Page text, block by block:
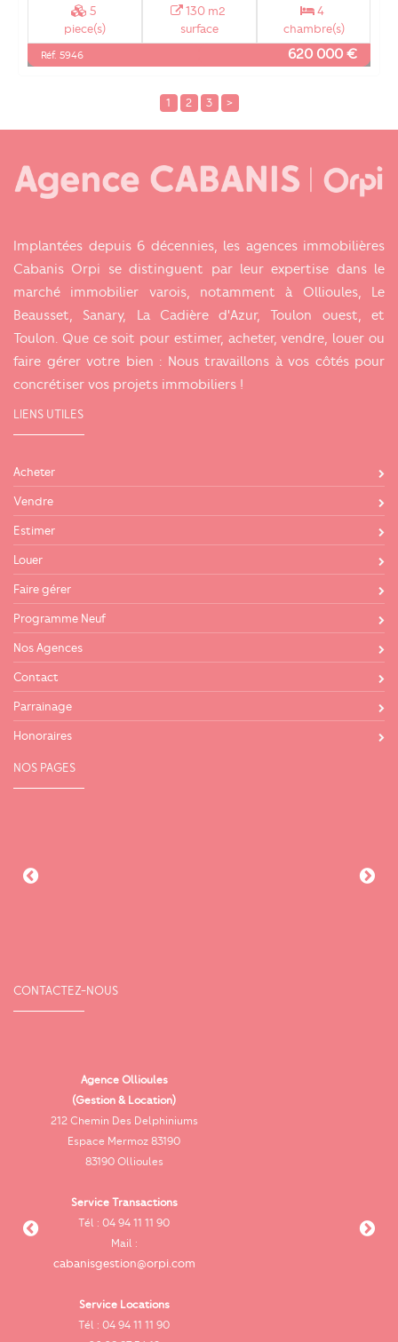
5
piece(s)
130 m2
surface
4
chambre(s)
Réf. 5946 620 000 €
1 2 3 >
Implantées depuis 6 décennies, les agences immobilières
Cabanis Orpi se distinguent par leur expertise dans le
marché immobilier varois, notamment à Ollioules, Le
Beausset, Sanary, La Cadière d'Azur, Toulon ouest, et
Toulon. Que ce soit pour estimer, acheter, vendre, louer ou
faire gérer votre bien : Nous travaillons à vos côtés pour
concrétiser vos projets immobiliers !
LIENS UTILES
Acheter
Vendre
Estimer
Louer
Faire gérer
Programme Neuf
Nos Agences
Contact
Parrainage
Honoraires
NOS PAGES
CONTACTEZ-NOUS
Agence Ollioules
(Gestion & Location)
212 Chemin Des Delphiniums
Espace Mermoz 83190
83190 Ollioules
Service Transactions
Tél : 04 94 11 11 90
Mail :
cabanisgestion@orpi.com
Service Locations
Tél : 04 94 11 11 90